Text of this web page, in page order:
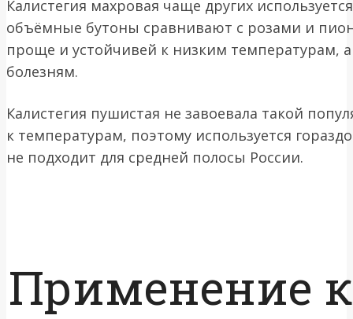
Калистегия махровая чаще других
объёмные бутоны сравнивают с розами и
проще и устойчивей к низким температурам,
болезням.
Калистегия пушистая не завоевала такой
к температурам, поэтому используется
не подходит для средней полосы России.
Применение